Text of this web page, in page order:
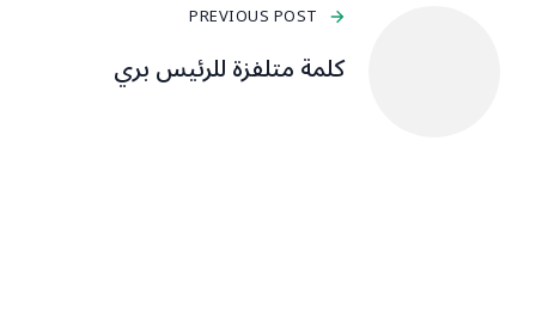
PREVIOUS POST
كلمة متلفزة للرئيس بري